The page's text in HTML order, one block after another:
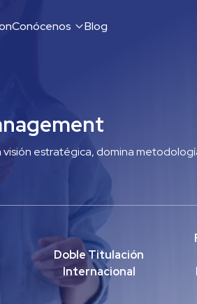
Conócenos Blog
estratégica, domina
Doble Titulación
Internacional